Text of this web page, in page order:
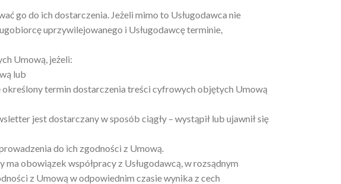
go do ich dostarczenia. Jeżeli mimo to Usługodawca nie
uprzywilejowanego i Usługodawcę terminie,
Umową, jeżeli:
lub
termin dostarczenia treści cyfrowych objętych Umową
jest dostarczany w sposób ciągły – wystąpił lub ujawnił się
do ich zgodności z Umową.
obowiązek współpracy z Usługodawcą, w rozsądnym
z Umową w odpowiednim czasie wynika z cech